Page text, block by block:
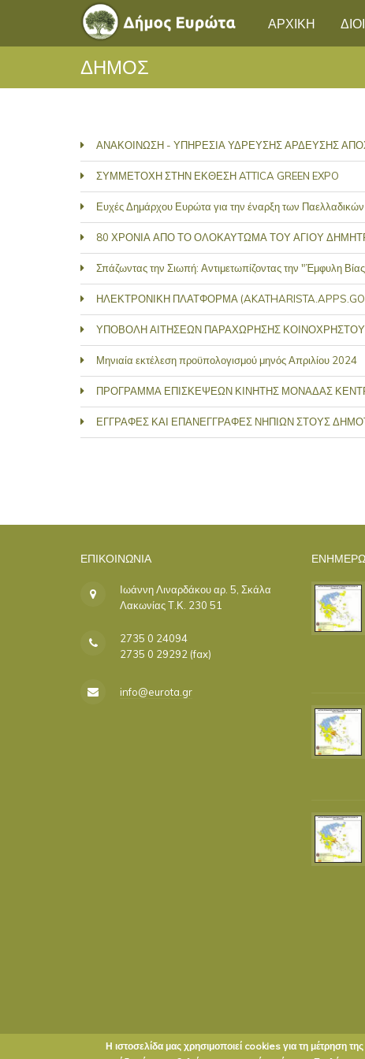
ΑΡΧΙΚΗ
ΔΗΜΟΣ
ΑΝΑΚΟΙΝΩΣΗ - ΥΠΗΡΕΣΙΑ ΥΔΡΕΥΣΗΣ ΑΡΔΕΥΣΗΣ
ΣΥΜΜΕΤΟΧΗ ΣΤΗΝ ΕΚΘΕΣΗ ATTICA GREEN EXPO
Ευχές Δημάρχου Ευρώτα για την έναρξη των
80 ΧΡΟΝΙΑ ΑΠΟ ΤΟ ΟΛΟΚΑΥΤΩΜΑ ΤΟΥ ΑΓΙΟΥ
Σπάζωντας την Σιωπή: Αντιμετωπίζοντας την "Έμφυλη Βίας
ΗΛΕΚΤΡΟΝΙΚΗ ΠΛΑΤΦΟΡΜΑ
ΥΠΟΒΟΛΗ ΑΙΤΗΣΕΩΝ ΠΑΡΑΧΩΡΗΣΗΣ
Μηνιαία εκτέλεση προϋπολογισμού μηνός Απριλίου 2024
ΠΡΟΓΡΑΜΜΑ ΕΠΙΣΚΕΨΕΩΝ ΚΙΝΗΤΗΣ ΜΟΝΑΔΑΣ
ΕΓΓΡΑΦΕΣ ΚΑΙ ΕΠΑΝΕΓΓΡΑΦΕΣ ΝΗΠΙΩΝ ΣΤΟΥΣ
ΕΠΙΚΟΙΝΩΝΊΑ
Ιωάννη Λιναρδάκου αρ. 5, Σκάλα
Λακωνίας Τ.Κ. 230 51
2735 0 24094
2735 0 29292 (fax)
info@eurota.gr
Η ιστοσελίδα μας χρησιμοποιεί cookies για τη μέτρηση